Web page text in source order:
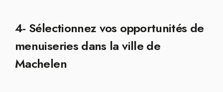
4- Sélectionnez vos opportunités de
menuiseries dans la ville de
Machelen